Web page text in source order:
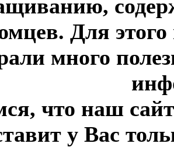
Для
много
что наш
у Вас